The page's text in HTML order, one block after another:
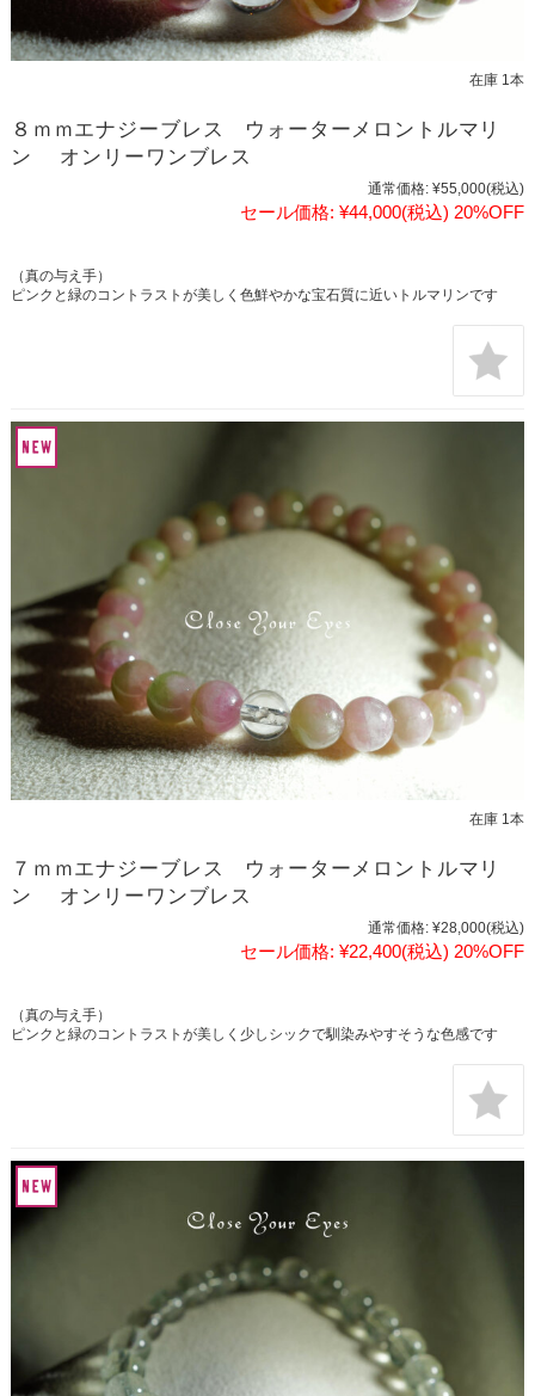
在庫 1本
８ｍｍエナジーブレス ウォーターメロントルマリ
ン オンリーワンブレス
通常価格: ¥55,000(税込)
セール価格: ¥44,000(税込) 20%OFF
（真の与え手）
ピンクと緑のコントラストが美しく色鮮やかな宝石質に近いトルマリンです
在庫 1本
７ｍｍエナジーブレス ウォーターメロントルマリ
ン オンリーワンブレス
通常価格: ¥28,000(税込)
セール価格: ¥22,400(税込) 20%OFF
（真の与え手）
ピンクと緑のコントラストが美しく少しシックで馴染みやすそうな色感です